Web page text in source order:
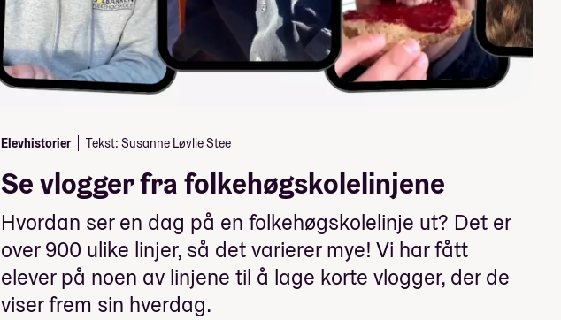
Elevhistorier Tekst: Susanne Løvlie Stee
Se vlogger fra folkehøgskolelinjene
Hvordan ser en dag på en folkehøgskolelinje ut? Det er
over 900 ulike linjer, så det varierer mye! Vi har fått
elever på noen av linjene til å lage korte vlogger, der de
viser frem sin hverdag.